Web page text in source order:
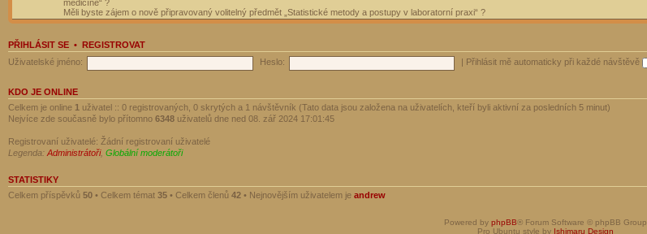
medicíně“ ?
Měli byste zájem o nově připravovaný volitelný předmět „Statistické metody a postupy v laboratorní praxi“ ?
PŘIHLÁSIT SE • REGISTROVAT
Uživatelské jméno:
Heslo: Přihlásit mě automaticky při každé návštěvě
KDO JE ONLINE
Celkem je online 1 uživatel :: 0 registrovaných, 0 skrytých a 1 návštěvník (Tato data jsou založena na uživatelích, kteří byli aktivní za posledních 5 minut)
Nejvíce zde současně bylo přítomno 6348 uživatelů dne ned 08. zář 2024 17:01:45
Registrovaní uživatelé: Žádní registrovaní uživatelé
Legenda: Administrátoři, Globální moderátoři
STATISTIKY
Celkem příspěvků 50 • Celkem témat 35 • Celkem členů 42 • Nejnovějším uživatelem je andrew
Powered by phpBB® Forum Software © phpBB Group
Pro Ubuntu style by Ishimaru Design